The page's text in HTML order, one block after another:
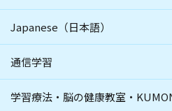
Japanese（日本語）
通信学習
学習療法・脳の健康教室・